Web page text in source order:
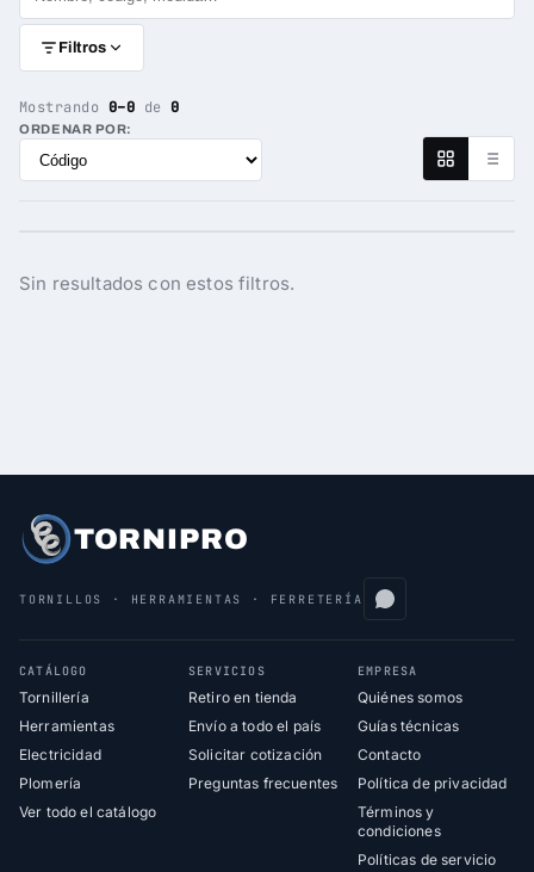
Filtros
Mostrando 0–0 de0
ORDENAR POR:
Sin resultados con estos filtros.
TORNIPRO
TORNILLOS · HERRAMIENTAS · FERRETERÍA
CATÁLOGO
Tornillería
Herramientas
Electricidad
Plomería
Ver todo el catálogo
SERVICIOS
Retiro en tienda
Envío a todo el país
Solicitar cotización
Preguntas frecuentes
EMPRESA
Quiénes somos
Guías técnicas
Contacto
Política de privacidad
Términos y
condiciones
Políticas de servicio